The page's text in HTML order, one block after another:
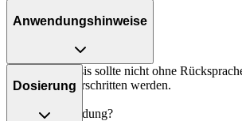
Anwendungshinweise
Die Gesamtdosis sollte nicht ohne
Apotheker überschritten werden.
Art der Anwendung?
Dosierung